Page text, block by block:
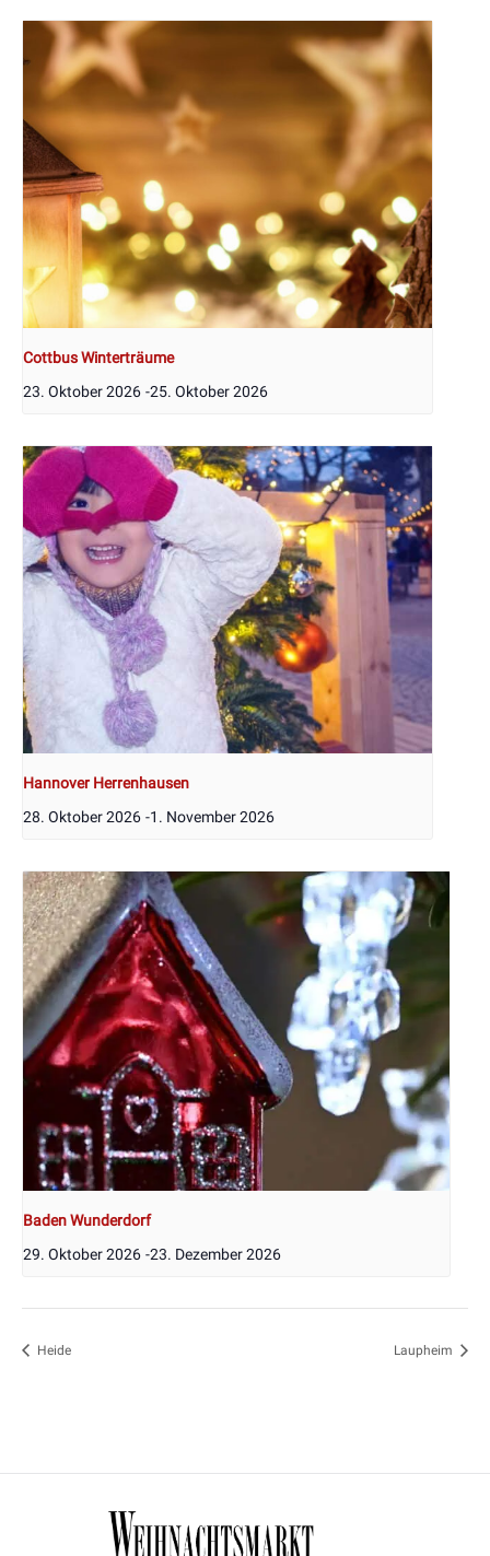
Cottbus Winterträume
23. Oktober 2026 -25. Oktober 2026
Hannover Herrenhausen
28. Oktober 2026 -1. November 2026
Baden Wunderdorf
29. Oktober 2026 -23. Dezember 2026
Heide Laupheim